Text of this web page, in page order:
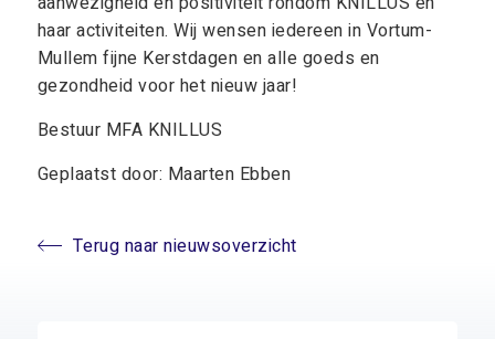
haar activiteiten. Wij wensen iedereen in Vortum-
Mullem fijne Kerstdagen en alle goeds en
gezondheid voor het nieuw jaar!
Bestuur MFA KNILLUS
Geplaatst door: Maarten Ebben
Terug naar nieuwsoverzicht